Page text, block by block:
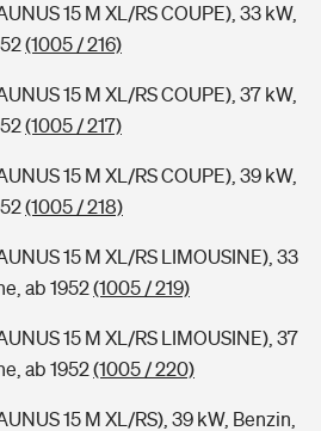
15 M XL/RS COUPE), 33 kW,
(1005 / 216)
15 M XL/RS COUPE), 37 kW,
(1005 / 217)
15 M XL/RS COUPE), 39 kW,
(1005 / 218)
15 M XL/RS LIMOUSINE), 33
ab 1952(1005 / 219)
15 M XL/RS LIMOUSINE), 37
ab 1952(1005 / 220)
15 M XL/RS), 39 kW, Benzin,